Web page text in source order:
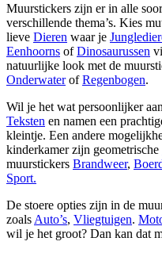
Muurstickers zijn er in alle
verschillende thema’s. Kies
lieve Dieren waar je
Eenhoorns ofDinosaurussen
natuurlijke look met de
OnderwaterofRegenbogen.
Wil je het wat persoonlijker
Teksten en namen een
kleintje. Een andere
kinderkamer zijn geometrische
muurstickers Brandweer,
Sport.
De stoere opties zijn in de
zoals Auto’s, Vliegtuigen.
wil je het groot? Dan kan dat